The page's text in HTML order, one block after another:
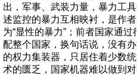
出，军事、武装力量，暴力工
述监控的暴力互相映衬，是作
为“显性的暴力”；前者国家通
配整个国家，换句话说，没有
的权力集装器，只居住着少数
术的匮乏，国家机器难以做到